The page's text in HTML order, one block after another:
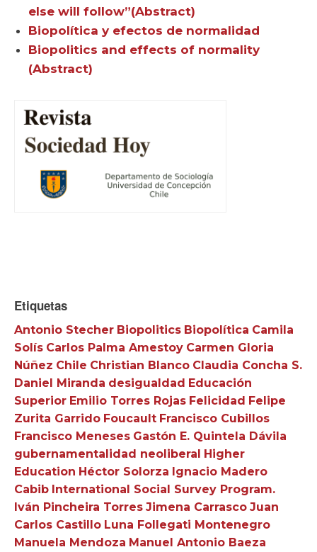
else will follow”(Abstract)
Biopolítica y efectos de normalidad
Biopolitics and effects of normality
(Abstract)
Etiquetas
Antonio Stecher Biopolitics Biopolítica Camila
Solís Carlos Palma Amestoy Carmen Gloria
Núñez Chile Christian Blanco Claudia Concha S.
Daniel Miranda desigualdad Educación
Superior Emilio Torres Rojas Felicidad Felipe
Zurita Garrido Foucault Francisco Cubillos
Francisco Meneses Gastón E. Quintela Dávila
gubernamentalidad neoliberal Higher
Education Héctor Solorza Ignacio Madero
Cabib International Social Survey Program.
Iván Pincheira Torres Jimena Carrasco Juan
Carlos Castillo Luna Follegati Montenegro
Manuela Mendoza Manuel Antonio Baeza